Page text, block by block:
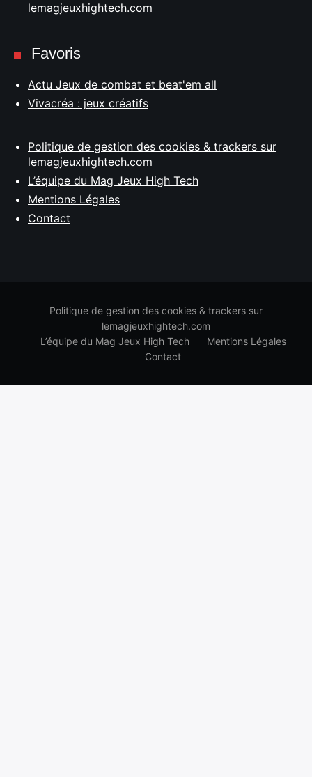
lemagjeuxhightech.com
Favoris
Actu Jeux de combat et beat'em all
Vivacréa : jeux créatifs
Politique de gestion des cookies & trackers sur
lemagjeuxhightech.com
L’équipe du Mag Jeux High Tech
Mentions Légales
Contact
Politique de gestion des cookies & trackers sur
lemagjeuxhightech.com
L’équipe du Mag Jeux High Tech
Mentions Légales
Contact